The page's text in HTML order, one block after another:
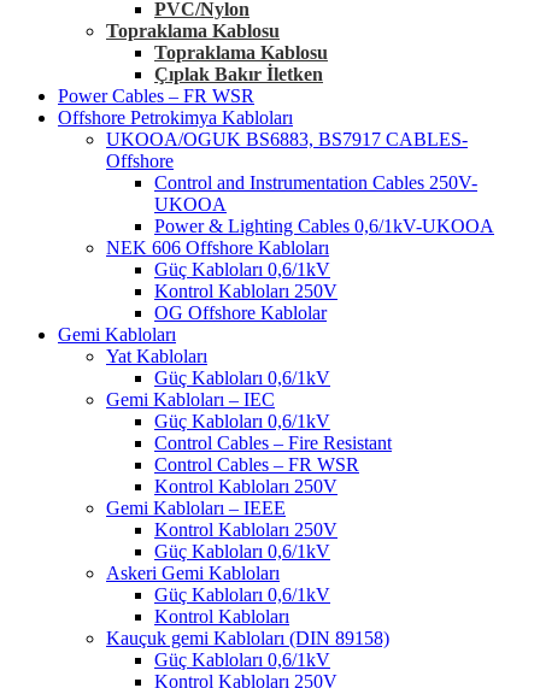
PVC/Nylon
Topraklama Kablosu
Topraklama Kablosu
Çıplak Bakır İletken
Power Cables – FR WSR
Offshore Petrokimya Kabloları
UKOOA/OGUK BS6883, BS7917 CABLES-
Offshore
Control and Instrumentation Cables 250V-
UKOOA
Power & Lighting Cables 0,6/1kV-UKOOA
NEK 606 Offshore Kabloları
Güç Kabloları 0,6/1kV
Kontrol Kabloları 250V
OG Offshore Kablolar
Gemi Kabloları
Yat Kabloları
Güç Kabloları 0,6/1kV
Gemi Kabloları – IEC
Güç Kabloları 0,6/1kV
Control Cables – Fire Resistant
Control Cables – FR WSR
Kontrol Kabloları 250V
Gemi Kabloları – IEEE
Kontrol Kabloları 250V
Güç Kabloları 0,6/1kV
Askeri Gemi Kabloları
Güç Kabloları 0,6/1kV
Kontrol Kabloları
Kauçuk gemi Kabloları (DIN 89158)
Güç Kabloları 0,6/1kV
Kontrol Kabloları 250V